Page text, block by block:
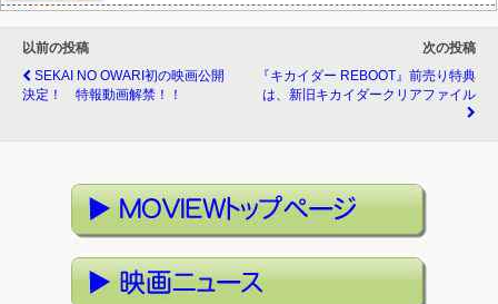
以前の投稿
SEKAI NO OWARI初の映画公開
決定！ 特報動画解禁！！
次の投稿
『キカイダー REBOOT』前売り特典
は、新旧キカイダークリアファイル